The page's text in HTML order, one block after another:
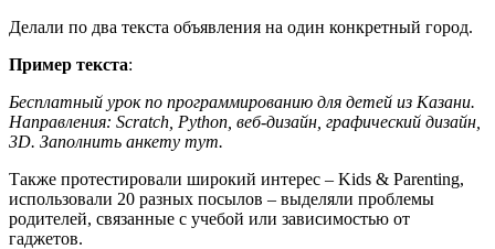
Делали по два текста объявления на один конкретный город.
Пример текста:
Бесплатный урок по программированию для детей из Казани.
Направления: Scratch, Python, веб-дизайн, графический дизайн,
3D. Заполнить анкету тут.
Также протестировали широкий интерес – Kids & Parenting,
использовали 20 разных посылов – выделяли проблемы
родителей, связанные с учебой или зависимостью от
гаджетов.